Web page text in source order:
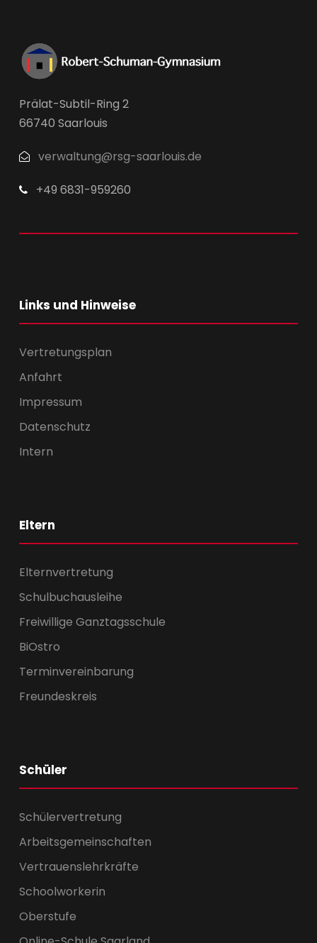
Prälat-Subtil-Ring 2
66740 Saarlouis
verwaltung@rsg-saarlouis.de
+49 6831-959260
Links und Hinweise
Vertretungsplan
Anfahrt
Impressum
Datenschutz
Intern
Eltern
Elternvertretung
Schulbuchausleihe
Freiwillige Ganztagsschule
BiOstro
Terminvereinbarung
Freundeskreis
Schüler
Schülervertretung
Arbeitsgemeinschaften
Vertrauenslehrkräfte
Schoolworkerin
Oberstufe